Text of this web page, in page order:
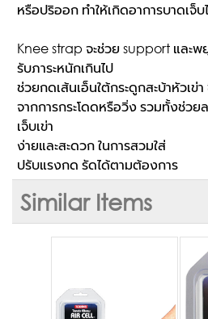
หรือปริออก ทำให้เกิดอาการบาดเจ็บ
Knee strap จะช่วย support และพ
รับภาระหนักเกินไป
ช่วยกดเส้นเอ็นใต้กระดูกสะบ้าหัวเข่
จากการกระโดดหรือวิ่ง รวมทั้งช่วย
เจ็บเข่า
ง่ายและสะดวก ในการสวมใส่
ปรับแรงกด รัดได้ตามต้องการ
Similar Items